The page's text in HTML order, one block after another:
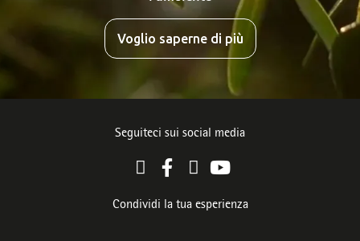
Voglio saperne di più
Seguiteci sui social media
Condividi la tua esperienza